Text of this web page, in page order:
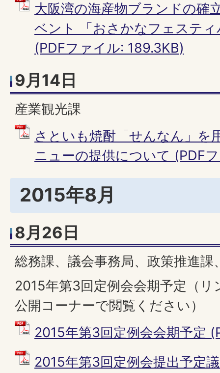
大阪湾の海産物ブランドの確
ベント 「おさかなフェステ
(PDFファイル: 189.3KB)
9月14日
産業観光課
さといも焼酎「せんなん」を
ニューの提供について (PDF
2015年8月
8月26日
総務課、議会事務局、政策推進課
2015年第3回定例会会期予定（
公開コーナーで閲覧ください）
2015年第3回定例会会期予定
2015年第3回定例会提出予定